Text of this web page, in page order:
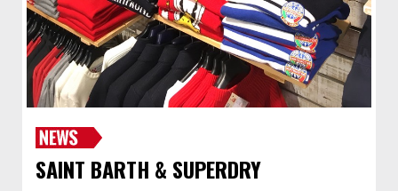
SAINT BARTH & SUPERDRY